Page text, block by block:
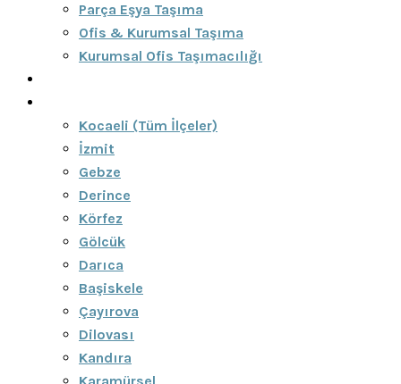
Parça Eşya Taşıma
Ofis & Kurumsal Taşıma
Kurumsal Ofis Taşımacılığı
Kocaeli (Tüm İlçeler)
İzmit
Gebze
Derince
Körfez
Gölcük
Darıca
Başiskele
Çayırova
Dilovası
Kandıra